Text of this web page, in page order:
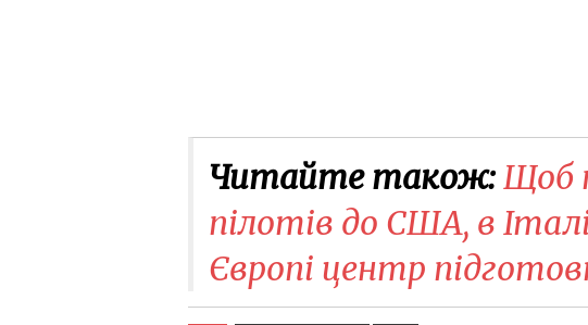
Читайте також:Щоб
пілотів до США, в
Європі центр